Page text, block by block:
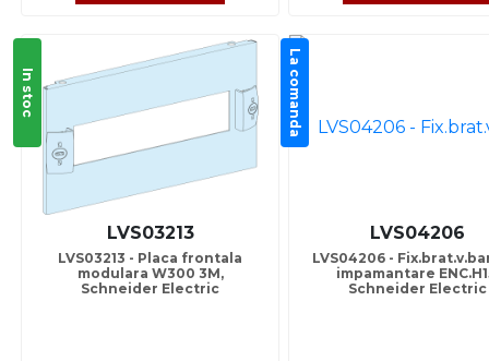
In stoc
LVS03213
LVS03213 - Placa frontala
modulara W300 3M,
Schneider Electric
La comanda
LVS04206
LVS04206 -
impamantare
Schneider Electric